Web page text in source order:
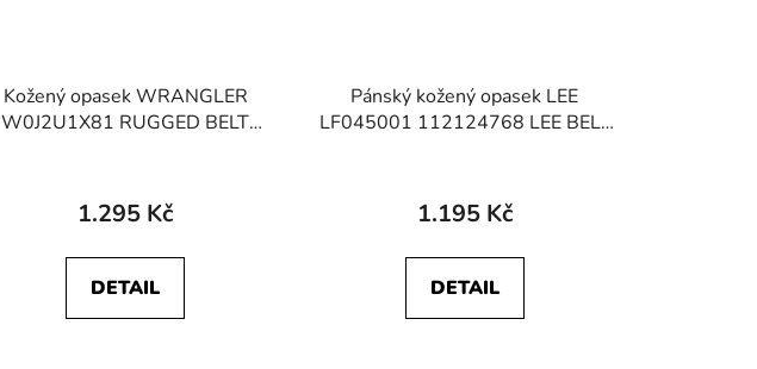
Kožený opasek WRANGLER
W0J2U1X81 RUGGED BELT
1.295 Kč
DETAIL
Pánský kožený opasek LEE
LF045001 112124768 LEE BELT
1.195 Kč
DETAIL